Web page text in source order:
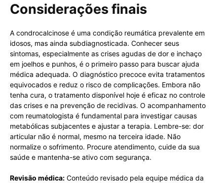
Considerações finais
A condrocalcinose é uma condição reumática prevalente em
idosos, mas ainda subdiagnosticada. Conhecer seus
sintomas, especialmente as crises agudas de dor e inchaço
em joelhos e punhos, é o primeiro passo para buscar ajuda
médica adequada. O diagnóstico precoce evita tratamentos
equivocados e reduz o risco de complicações. Embora não
tenha cura, o tratamento disponível hoje é eficaz no controle
das crises e na prevenção de recidivas. O acompanhamento
com reumatologista é fundamental para investigar causas
metabólicas subjacentes e ajustar a terapia. Lembre-se: dor
articular não é normal, mesmo na terceira idade. Não
normalize o sofrimento. Procure atendimento, cuide da sua
saúde e mantenha-se ativo com segurança.
Revisão médica: Conteúdo revisado pela equipe médica da